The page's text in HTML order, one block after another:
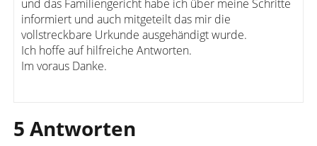
und das Familiengericht habe ich über meine Schritte
informiert und auch mitgeteilt das mir die
vollstreckbare Urkunde ausgehändigt wurde.
Ich hoffe auf hilfreiche Antworten.
Im voraus Danke.
5 Antworten